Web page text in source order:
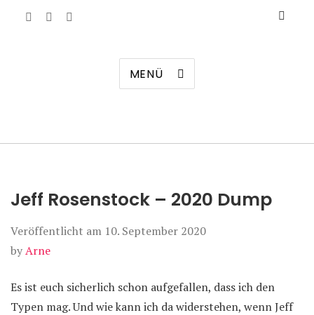
MENÜ
Jeff Rosenstock – 2020 Dump
Veröffentlicht am 10. September 2020
byArne
Es ist euch sicherlich schon aufgefallen, dass ich den
Typen mag. Und wie kann ich da widerstehen, wenn Jeff